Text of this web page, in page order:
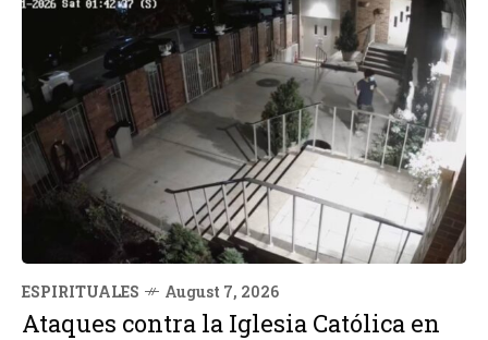
ESPIRITUALES August 7, 2026
Ataques contra la Iglesia Católica en